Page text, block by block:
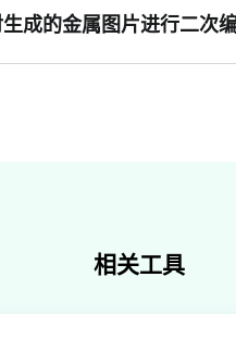
台。
成的金属图片进行二次编
相关工具